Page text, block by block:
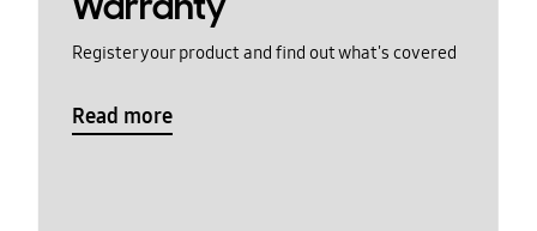
Register your product and find out what's covered
Read more